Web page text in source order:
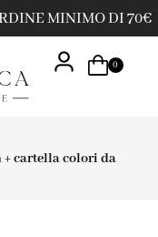
MINIMO DI 70€
0
+ cartella colori da